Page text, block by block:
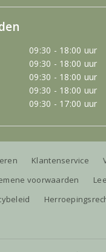
09:30 - 18:00 uur
09:30 - 18:00 uur
09:30 - 18:00 uur
09:30 - 18:00 uur
09:30 - 17:00 uur
Klantenservice
voorwaarden